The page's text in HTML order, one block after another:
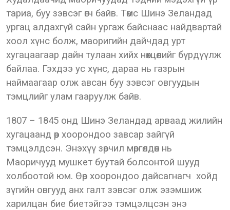
тариа, буу зэвсэг өгч байв. Төмс Шинэ Зеландад
ургац алдахгүй сайн ургаж байснаас найдвартай
хоол хүнс болж, маоригийн дайчдад урт
хугацаагаар дайн тулаан хийх нөхцөлийг бүрдүүлж
байлаа. Гэхдээ ус хүнс, дараа нь газрын
наймаагаар олж авсан буу зэвсэг овгуудын
тэмцлийг улам гааруулж байв.
1807 – 1845 онд Шинэ Зеландад арваад жилийн
хугацаанд өөр хоорондоо завсар зайгүй
тэмцэлдсэн. Энэхүү зөрчил мөргөлдөөн нь
Маоричууд мушкет буутай болсонтой шууд
холбоотой юм. Өөр хоорондоо дайсагнагч хойд
зүгийн овгууд анх галт зэвсэг олж эзэмшиж
харилцан бие биетэйгээ тэмцэлцсэн энэ